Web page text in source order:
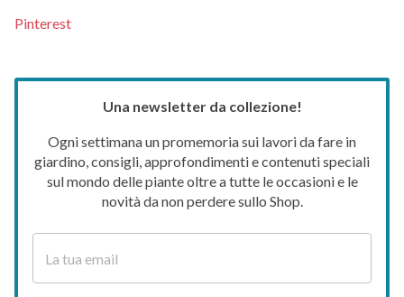
Pinterest
Una newsletter da collezione!
Ogni settimana un promemoria sui lavori da fare in
giardino, consigli, approfondimenti e contenuti speciali
sul mondo delle piante oltre a tutte le occasioni e le
novità da non perdere sullo Shop.